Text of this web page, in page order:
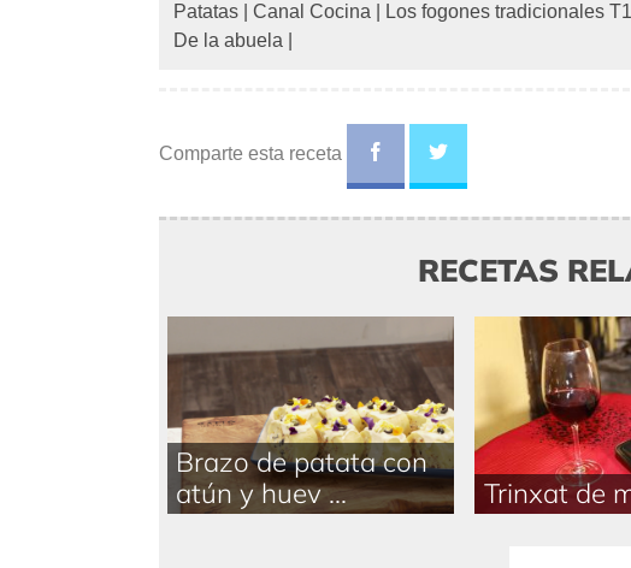
Patatas Canal Cocina Los fogones tradicionales
De la abuela
Comparte esta receta
RECETAS
Brazo de patata con
atún y huev ...
Trinxat de